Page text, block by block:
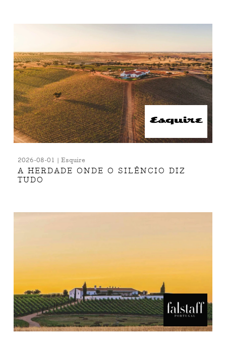
2026-08-01 | Esquire
A HERDADE ONDE O SILÊNCIO DIZ
TUDO